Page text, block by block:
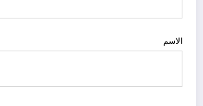
الاسم